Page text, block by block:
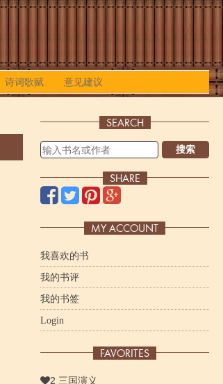
诗词歌赋 意见建议
SEARCH
搜索
SHARE
MY ACCOUNT
我喜欢的书
我的书评
我的书签
Login
FAVORITES
2 三国演义